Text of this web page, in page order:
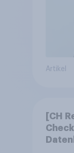
Artikel
[CH